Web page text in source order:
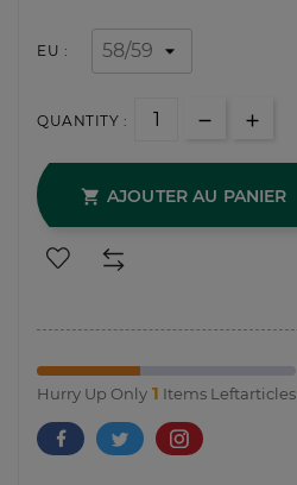
EU :
QUANTITY :
 AJOUTER AU PANIER
Hurry Up Only 1 Items Leftarticles